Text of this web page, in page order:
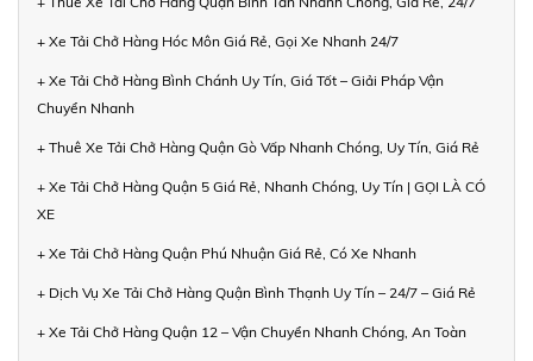
+ Xe Tải Chở Hàng Hóc Môn Giá Rẻ, Gọi Xe Nhanh 24/7
+ Xe Tải Chở Hàng Bình Chánh Uy Tín, Giá Tốt – Giải Pháp Vận
Chuyển Nhanh
+ Thuê Xe Tải Chở Hàng Quận Gò Vấp Nhanh Chóng, Uy Tín, Giá Rẻ
+ Xe Tải Chở Hàng Quận 5 Giá Rẻ, Nhanh Chóng, Uy Tín | GỌI LÀ CÓ
XE
+ Xe Tải Chở Hàng Quận Phú Nhuận Giá Rẻ, Có Xe Nhanh
+ Dịch Vụ Xe Tải Chở Hàng Quận Bình Thạnh Uy Tín – 24/7 – Giá Rẻ
+ Xe Tải Chở Hàng Quận 12 – Vận Chuyển Nhanh Chóng, An Toàn